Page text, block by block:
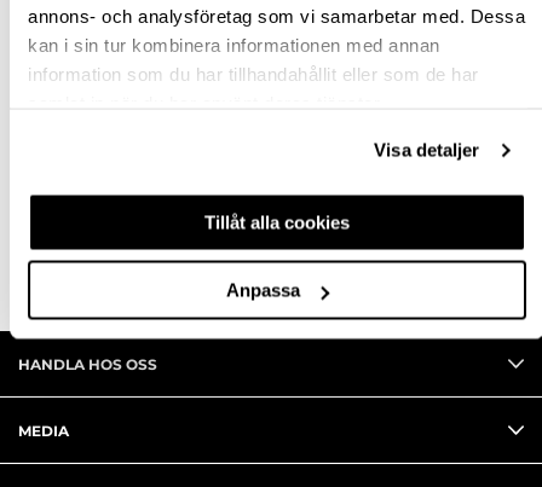
annons- och analysföretag som vi samarbetar med. Dessa
kan i sin tur kombinera informationen med annan
information som du har tillhandahållit eller som de har
Visa detaljer
Tillåt alla cookies
Anpassa
18MM
749460
Köp
HANDLA HOS OSS
MEDIA